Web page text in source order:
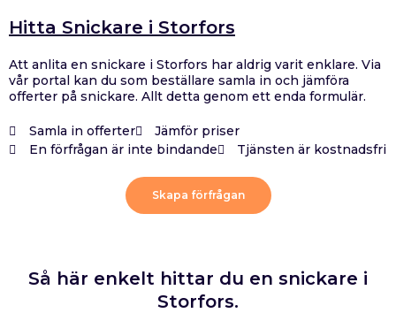
Hitta Snickare i Storfors
Att anlita en snickare i Storfors har aldrig varit enklare. Via
vår portal kan du som beställare samla in och jämföra
offerter på snickare. Allt detta genom ett enda formulär.
Samla in offerter
Jämför priser
En förfrågan är inte bindande
Tjänsten är kostnadsfri
Skapa förfrågan
Så här enkelt hittar du en snickare i
Storfors.